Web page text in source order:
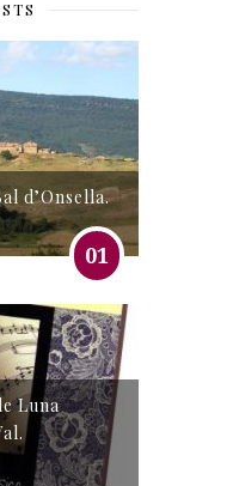
d’Onsella.
01
Luna